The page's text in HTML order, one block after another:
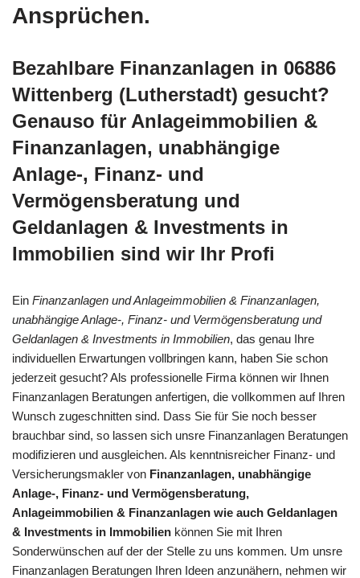
Ansprüchen.
Bezahlbare Finanzanlagen in 06886
Wittenberg (Lutherstadt) gesucht?
Genauso für Anlageimmobilien &
Finanzanlagen, unabhängige
Anlage-, Finanz- und
Vermögensberatung und
Geldanlagen & Investments in
Immobilien sind wir Ihr Profi
Ein Finanzanlagen und Anlageimmobilien & Finanzanlagen,
unabhängige Anlage-, Finanz- und Vermögensberatung und
Geldanlagen & Investments in Immobilien, das genau Ihre
individuellen Erwartungen vollbringen kann, haben Sie schon
jederzeit gesucht? Als professionelle Firma können wir Ihnen
Finanzanlagen Beratungen anfertigen, die vollkommen auf Ihren
Wunsch zugeschnitten sind. Dass Sie für Sie noch besser
brauchbar sind, so lassen sich unsre Finanzanlagen Beratungen
modifizieren und ausgleichen. Als kenntnisreicher Finanz- und
Versicherungsmakler von Finanzanlagen, unabhängige
Anlage-, Finanz- und Vermögensberatung,
Anlageimmobilien & Finanzanlagen wie auch Geldanlagen
& Investments in Immobilien können Sie mit Ihren
Sonderwünschen auf der der Stelle zu uns kommen. Um unsre
Finanzanlagen Beratungen Ihren Ideen anzunähern, nehmen wir